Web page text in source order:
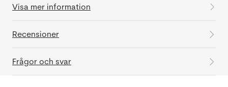
Visa mer information
Recensioner
Frågor och svar